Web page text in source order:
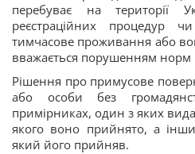
перебуває на території
реєстраційних процедур
тимчасове проживання або
вважається порушенням норм
Рішення про примусове
або особи без
примірниках, один з яких
якого воно прийнято, а
який його прийняв.